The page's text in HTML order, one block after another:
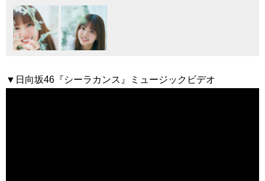
▼日向坂46『シーラカンス』ミュージックビデオ